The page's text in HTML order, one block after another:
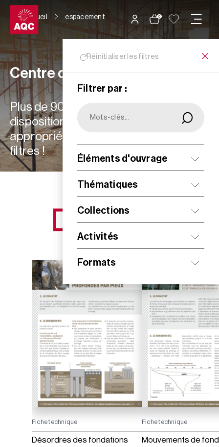
Panneau de gestion des cookies
0
Accueil espacement
Réinitialiser les filtres
Filtrer par :
Éléments d'ouvrage
Thématiques
Collections
Activités
Formats
Centre de ressources
Plus de 900 ressources à votre
disposition : choisissez les plus
appropriées à vos besoins grâce aux
filtres !
NOS NOUVEAUTÉS
Fiche technique
Désordres des fondations
Fiche technique
Mouvements de